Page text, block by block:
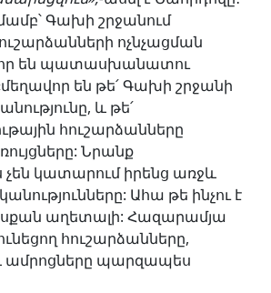
Գախի շրջանում
ոչնչացման
են պատասխանատու
են թե՛ Գախի շրջանի
և թե՛
հուշարձանները
Նրանք
կատարում իրենց առջև
Ահա թե ինչու է
աղետալի: Հազարամյա
հուշարձանները,
ամրոցները պարզապես